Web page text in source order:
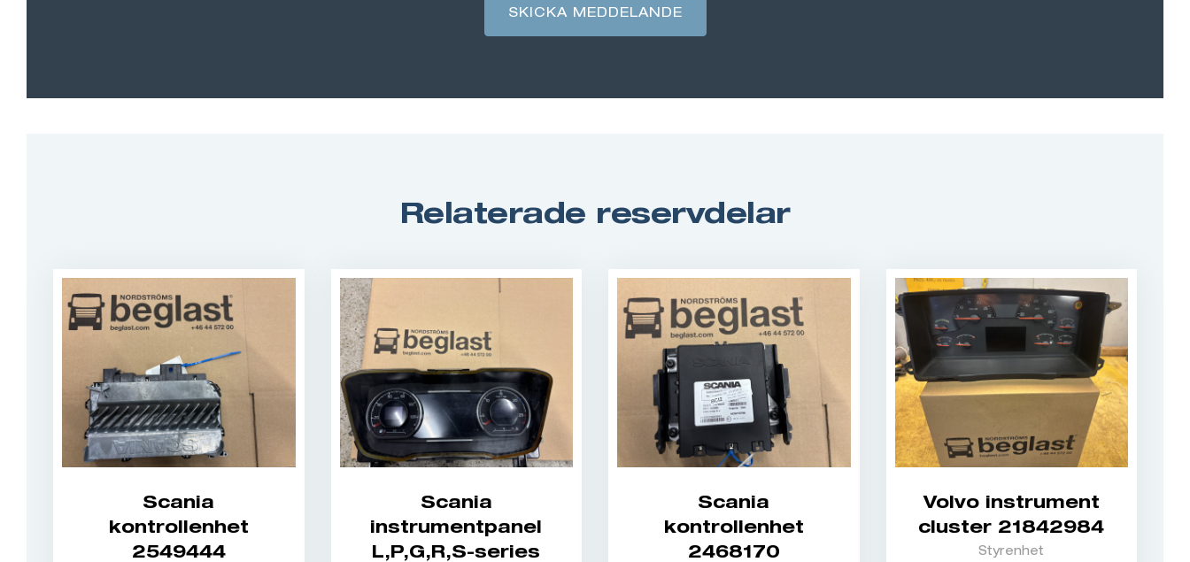
SKICKA MEDDELANDE
Relaterade reservdelar
Scania
kontrollenhet
2549444
Scania
instrumentpanel
L,P,G,R,S-series
Scania
kontrollenhet
2468170
Volvo instrument
cluster 21842984
Styrenhet